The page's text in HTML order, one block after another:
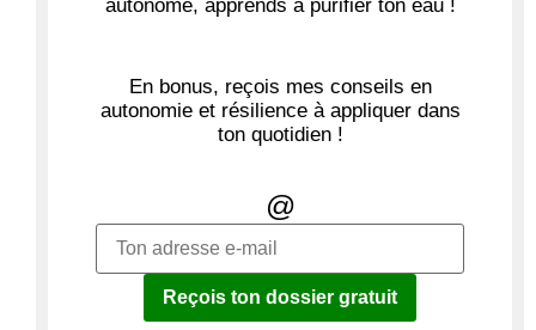
autonome, apprends à purifier ton eau !
En bonus, reçois mes conseils en
autonomie et résilience à appliquer dans
ton quotidien !
@
Reçois ton dossier gratuit